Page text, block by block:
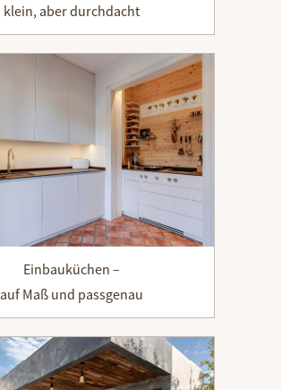
klein, aber durchdacht
Einbauküchen –
auf Maß und passgenau